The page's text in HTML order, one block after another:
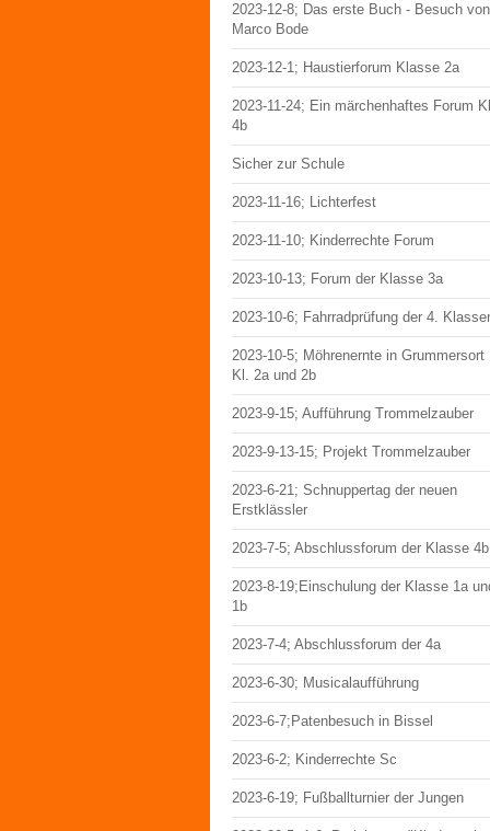
2023-12-8; Das erste Buch - Besuch von
Marco Bode
2023-12-1; Haustierforum Klasse 2a
2023-11-24; Ein märchenhaftes Forum
4b
Sicher zur Schule
2023-11-16; Lichterfest
2023-11-10; Kinderrechte Forum
2023-10-13; Forum der Klasse 3a
2023-10-6; Fahrradprüfung der 4.
2023-10-5; Möhrenernte in Grummersort
Kl. 2a und 2b
2023-9-15; Aufführung Trommelzauber
2023-9-13-15; Projekt Trommelzauber
2023-6-21; Schnuppertag der neuen
Erstklässler
2023-7-5; Abschlussforum der Klasse 4b
2023-8-19;Einschulung der Klasse 1a
1b
2023-7-4; Abschlussforum der 4a
2023-6-30; Musicalaufführung
2023-6-7;Patenbesuch in Bissel
2023-6-2; Kinderrechte Sc
2023-6-19; Fußballturnier der Jungen